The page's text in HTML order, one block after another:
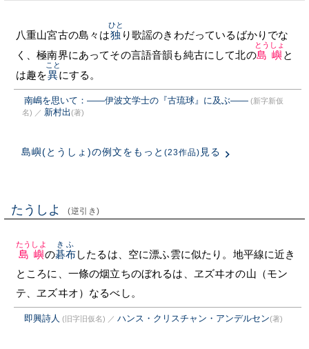
八重山宮古の島々は独
ひと
り歌謡のきわだっているばかりでな
く、極南界にあってその言語音韻も純古にして北の島嶼
とうしょ
と
は趣を異
こと
にする。
南嶋を思いて：――伊波文学士の『古琉球』に及ぶ―― (新字新仮
名) ／ 新村出(著)
島嶼(とうしょ)の例文をもっと (23作品) 見る
たうしよ (逆引き)
島嶼
たうしよ
の碁布
きふ
したるは、空に漂ふ雲に似たり。地平線に近き
ところに、一條の烟立ちのぼれるは、ヱズヰオの山（モン
テ、ヱズヰオ）なるべし。
即興詩人 (旧字旧仮名) ／ ハンス・クリスチャン・アンデルセン(著)